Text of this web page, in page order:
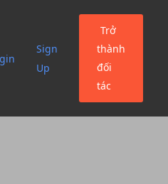
Sign
Up
Trở
thành
đối
tác